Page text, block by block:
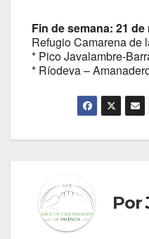
Fin de semana: 21 de
Refugio Camarena de
* Pico Javalambre-
* Ríodeva –
Por